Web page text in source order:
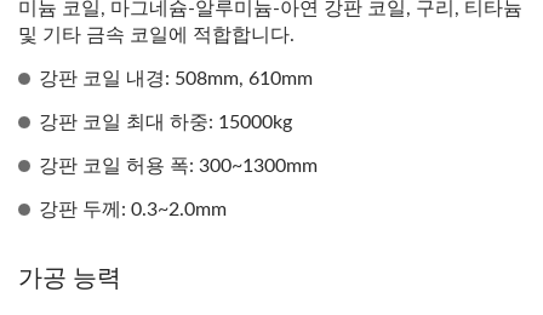
미늄 코일, 마그네슘-알루미늄-아연 강판 코일, 구리, 티타늄
및 기타 금속 코일에 적합합니다.
강판 코일 내경: 508mm, 610mm
강판 코일 최대 하중: 15000kg
강판 코일 허용 폭: 300~1300mm
강판 두께: 0.3~2.0mm
가공 능력